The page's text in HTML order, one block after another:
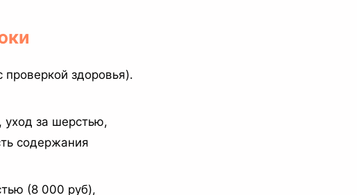
здоровья).
за шерстью,
содержания
(8 000 руб),